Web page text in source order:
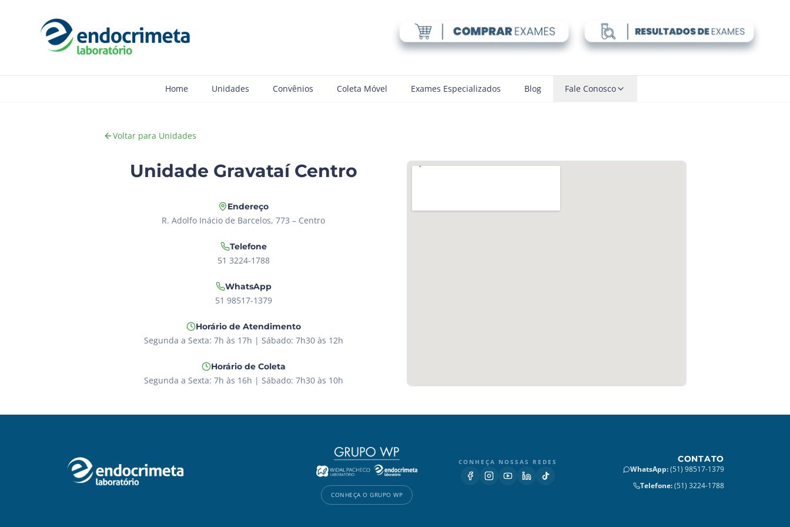
Home Unidades Convênios Coleta Móvel Exames Especializados Blog Fale Conosco
Voltar para Unidades
Unidade Gravataí Centro
Endereço
R. Adolfo Inácio de Barcelos, 773 – Centro
Telefone
51 3224-1788
WhatsApp
51 98517-1379
Horário de Atendimento
Segunda a Sexta: 7h às 17h | Sábado: 7h30 às 12h
Horário de Coleta
Segunda a Sexta: 7h às 16h | Sábado: 7h30 às 10h
CONHEÇA O GRUPO WP
CONHEÇA NOSSAS REDES CONTATO
WhatsApp:(51) 98517-1379
Telefone:(51) 3224-1788